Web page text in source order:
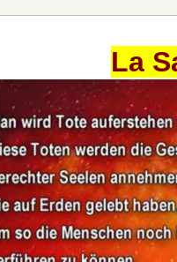
La